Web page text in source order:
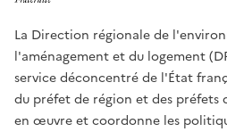
La Direction régionale de
l'aménagement et du logement
service déconcentré de l'État
du préfet de région et des préfets
en œuvre et coordonne les